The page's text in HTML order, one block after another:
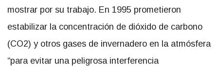
mostrar por su trabajo. En 1995 prometieron
estabilizar la concentración de dióxido de carbono
(CO2) y otros gases de invernadero en la atmósfera
para evitar una peligrosa interferencia